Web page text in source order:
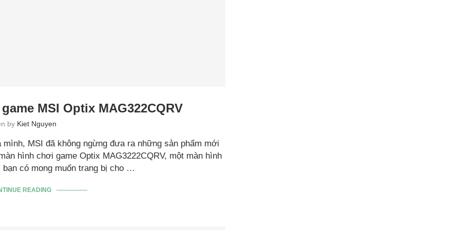
MSI Optix MAG322CQRV
by Kiet Nguyen
MSI đã không ngừng đưa ra những sản phẩm mới
hình chơi game Optix MAG3222CQRV, một màn hình
có mong muốn trang bị cho …
READING